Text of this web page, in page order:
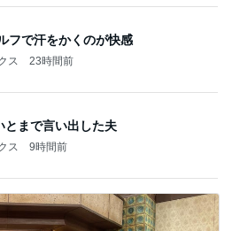
フで汗をかくのが快感
ス 23時間前
とまで言い出した夫
ス 9時間前